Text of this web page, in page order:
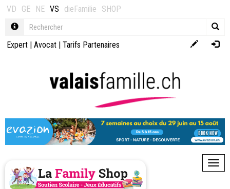
VD GE NE VS dieFamilie SHOP
Expert | Avocat | Tarifs Partenaires